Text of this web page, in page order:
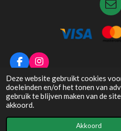
Deze website gebruikt cookies
doeleinden en/of het tonen van
gebruik te blijven maken van de
akkoord.
Akkoord
F
c
e
b
o
o
I
n
s
t
a
r
© 2026 Dierenspeciaalzaak De